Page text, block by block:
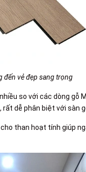
đến vẻ đẹp sang trọng
so với các dòng gỗ
dễ phân biệt với sàn
than hoạt tính giúp